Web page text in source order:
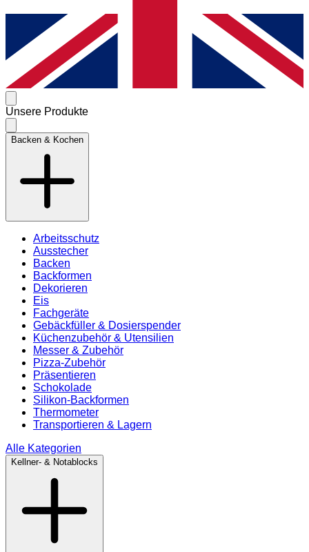
Unsere Produkte
Backen & Kochen
Arbeitsschutz
Ausstecher
Backen
Backformen
Dekorieren
Eis
Fachgeräte
Gebäckfüller & Dosierspender
Küchenzubehör & Utensilien
Messer & Zubehör
Pizza-Zubehör
Präsentieren
Schokolade
Silikon-Backformen
Thermometer
Transportieren & Lagern
Alle Kategorien
Kellner- & Notablocks